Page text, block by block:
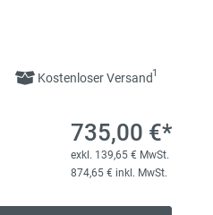
Kostenloser Versand1
735,00 €*
exkl. 139,65 € MwSt.
874,65 € inkl. MwSt.